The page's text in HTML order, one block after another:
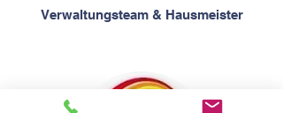
Verwaltungsteam & Hausmeister